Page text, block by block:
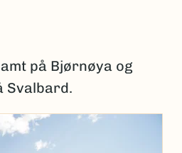
på Bjørnøya og
Svalbard.